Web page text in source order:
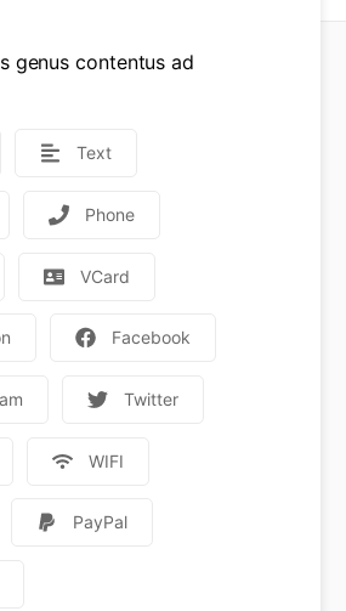
genus contentus ad
Text
Phone
VCard
Facebook
Twitter
WIFI
PayPal